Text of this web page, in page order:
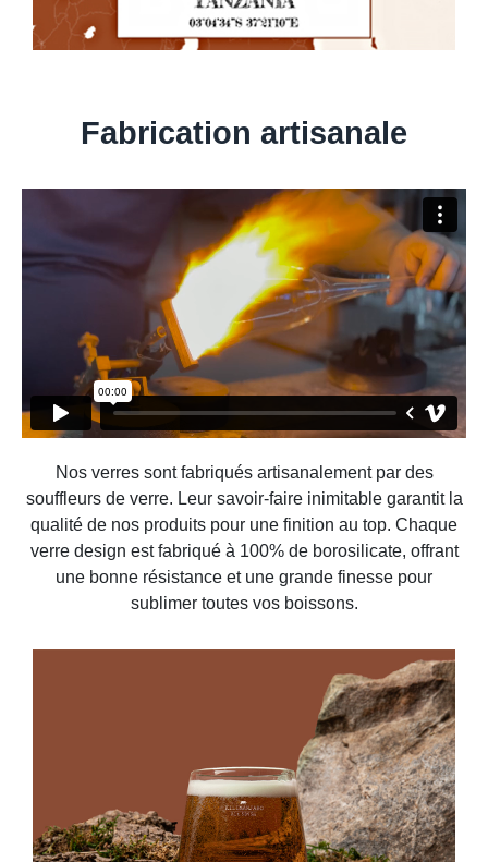
Fabrication artisanale
Nos verres sont fabriqués artisanalement par des
souffleurs de verre. Leur savoir-faire inimitable garantit la
qualité de nos produits pour une finition au top. Chaque
verre design est fabriqué à 100% de borosilicate, offrant
une bonne résistance et une grande finesse pour
sublimer toutes vos boissons.